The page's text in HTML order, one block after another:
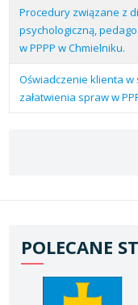
Procedury związane z
psychologiczną,
w PPPP w Chmielniku.
Oświadczenie klienta w
załatwienia spraw w
POLECANE